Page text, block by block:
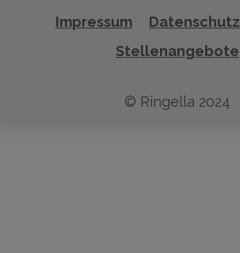
Impressum Datenschutz
Stellenangebote
© Ringella 2024